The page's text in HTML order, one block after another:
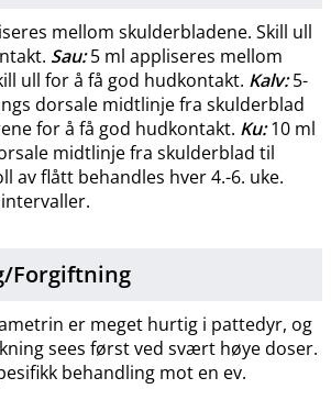
mellom skulderbladene. Skill ull
Sau:5 ml appliseres mellom
ull for å få god hudkontakt. Kalv:5-
dorsale midtlinje fra skulderblad
for å få god hudkontakt. Ku:10 ml
midtlinje fra skulderblad til
av flått behandles hver 4.-6. uke.
Forgiftning
er meget hurtig i pattedyr, og
sees først ved svært høye doser.
behandling mot en ev.